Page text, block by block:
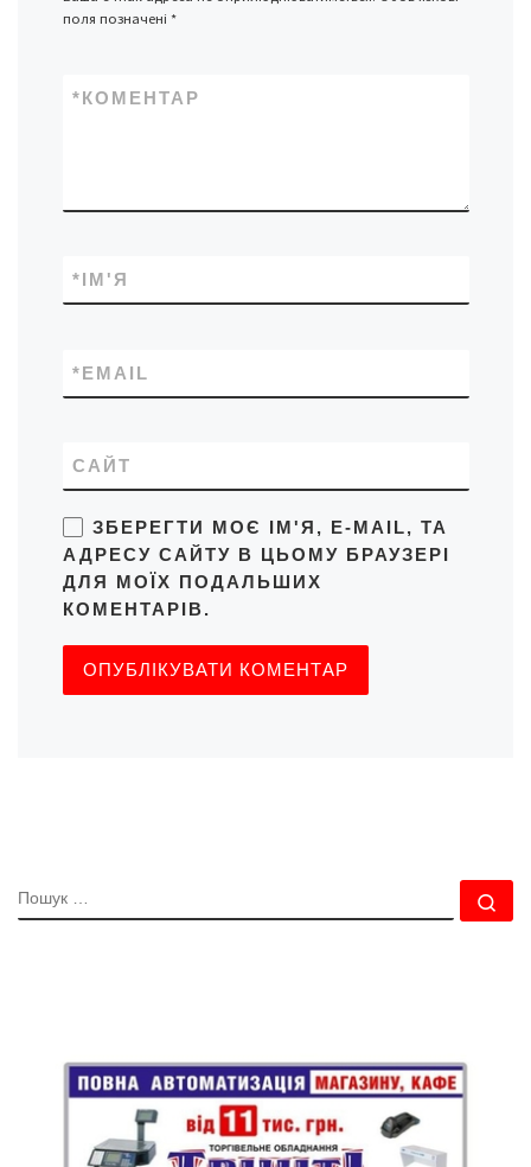
поля позначені *
КОМЕНТАР
*
ІМ'Я
*
EMAIL
*
САЙТ
ЗБЕРЕГТИ МОЄ ІМ'Я, E-MAIL, ТА
АДРЕСУ САЙТУ В ЦЬОМУ БРАУЗЕРІ
ДЛЯ МОЇХ ПОДАЛЬШИХ
КОМЕНТАРІВ.
ПОШУК